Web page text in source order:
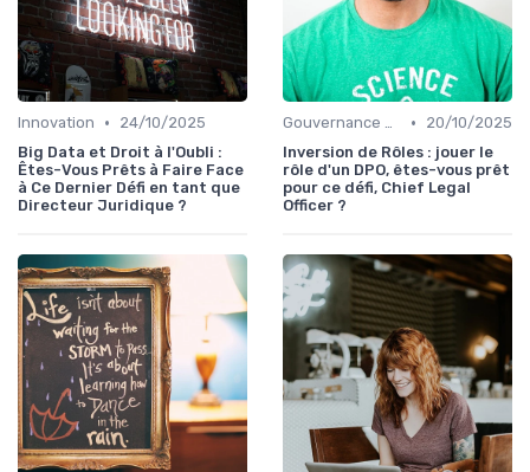
Innovation •
24/10/2025
Big Data et Droit à l'Oubli :
Êtes-Vous Prêts à Faire Face
à Ce Dernier Défi en tant que
Directeur Juridique ?
Gouvernance d'entreprise •
20/10/2025
Inversion de Rôles : jouer le
rôle d'un DPO, êtes-vous prêt
pour ce défi, Chief Legal
Officer ?